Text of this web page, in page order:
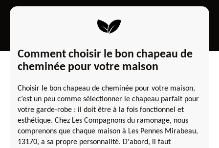
Comment choisir le bon chapeau de
cheminée pour votre maison
Choisir le bon chapeau de cheminée pour votre maison,
c’est un peu comme sélectionner le chapeau parfait pour
votre garde-robe : il doit être à la fois fonctionnel et
esthétique. Chez Les Compagnons du ramonage, nous
comprenons que chaque maison à Les Pennes Mirabeau,
13170, a sa propre personnalité. D'abord, il faut